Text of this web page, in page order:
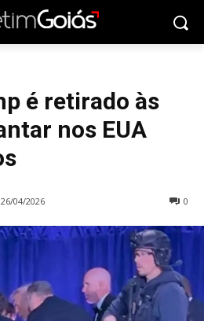
é retirado às
nos EUA
26/04/2026 0